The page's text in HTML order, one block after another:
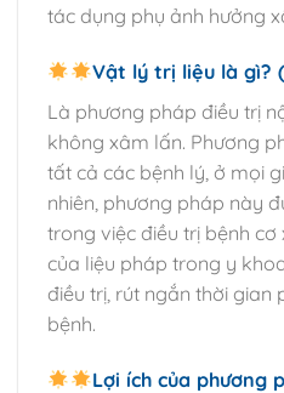
tác dụng phụ ảnh hưởng
Vật lý trị liệu là gì?
Là phương pháp điều trị
không xâm lấn. Phương
tất cả các bệnh lý, ở mọi
nhiên, phương pháp này
trong việc điều trị bệnh cơ
của liệu pháp trong y
điều trị, rút ngắn thời gian
bệnh.
Lợi ích của phương